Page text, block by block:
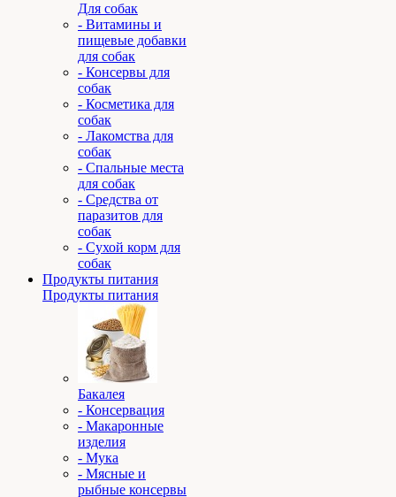
Для собак
- Витамины и
пищевые добавки
для собак
- Консервы для
собак
- Косметика для
собак
- Лакомства для
собак
- Спальные места
для собак
- Средства от
паразитов для
собак
- Сухой корм для
собак
Продукты питания
Продукты питания
Бакалея
- Консервация
- Макаронные
изделия
- Мука
- Мясные и
рыбные консервы